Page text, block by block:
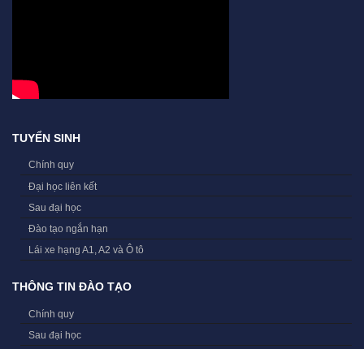
TUYỂN SINH
Chính quy
Đại học liên kết
Sau đại học
Đào tạo ngắn hạn
Lái xe hạng A1, A2 và Ô tô
THÔNG TIN ĐÀO TẠO
Chính quy
Sau đại học